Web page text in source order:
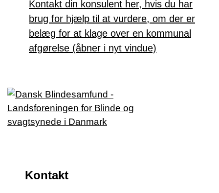
Kontakt din konsulent her, hvis du har
brug for hjælp til at vurdere, om der er
belæg for at klage over en kommunal
afgørelse (åbner i nyt vindue)
Kontakt